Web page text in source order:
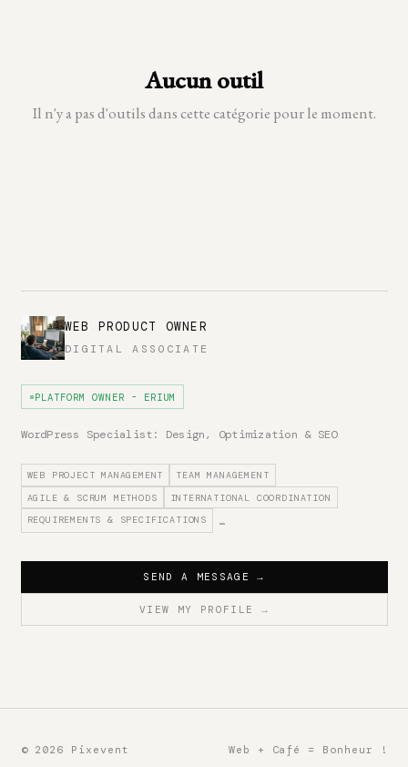
Aucun outil
Il n'y a pas d'outils dans cette catégorie pour le moment.
WEB PRODUCT OWNER
DIGITAL ASSOCIATE
PLATFORM OWNER - ERIUM
WordPress Specialist: Design, Optimization & SEO
WEB PROJECT MANAGEMENT
TEAM MANAGEMENT
AGILE & SCRUM METHODS
INTERNATIONAL COORDINATION
REQUIREMENTS & SPECIFICATIONS
…
SEND A MESSAGE→
VIEW MY PROFILE →
© 2026 Pixevent Web + Café = Bonheur !